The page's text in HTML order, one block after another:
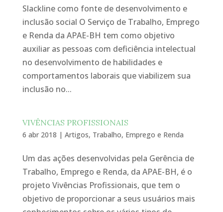
Slackline como fonte de desenvolvimento e
inclusão social O Serviço de Trabalho, Emprego
e Renda da APAE-BH tem como objetivo
auxiliar as pessoas com deficiência intelectual
no desenvolvimento de habilidades e
comportamentos laborais que viabilizem sua
inclusão no...
VIVÊNCIAS PROFISSIONAIS
6 abr 2018 | Artigos, Trabalho, Emprego e Renda
Um das ações desenvolvidas pela Gerência de
Trabalho, Emprego e Renda, da APAE-BH, é o
projeto Vivências Profissionais, que tem o
objetivo de proporcionar a seus usuários mais